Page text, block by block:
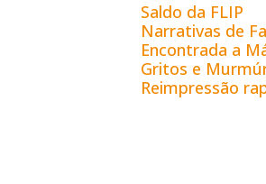
Saldo da FLIP
Narrativas de
Encontrada a
Gritos e
Reimpressão